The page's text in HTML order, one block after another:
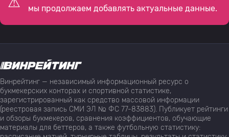
мы продолжаем добавлять актуальные данные.
Винрейтинг — независимый информационный ресурс о
букмекерских конторах и спортивной статистике,
зарегистрированный как средство массовой информации
(реестровая запись СМИ ЭЛ № ФС 77-83883). Публикует рейтинги
и обзоры букмекеров, сравнения коэффициентов, обучающие
материалы для беттеров, а также футбольную статистику: